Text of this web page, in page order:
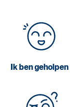
Ik ben geholpen